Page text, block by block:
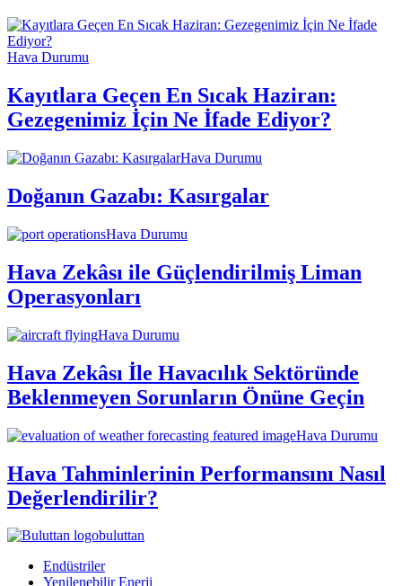
Hava Durumu
Kayıtlara Geçen En Sıcak Haziran:
Gezegenimiz İçin Ne İfade Ediyor?
Hava Durumu
Doğanın Gazabı: Kasırgalar
Hava Durumu
Hava Zekâsı ile Güçlendirilmiş Liman
Operasyonları
Hava Durumu
Hava Zekâsı İle Havacılık Sektöründe
Beklenmeyen Sorunların Önüne Geçin
Hava Durumu
Hava Tahminlerinin Performansını Nasıl
Değerlendirilir?
buluttan
Endüstriler
Yenilenebilir Enerji